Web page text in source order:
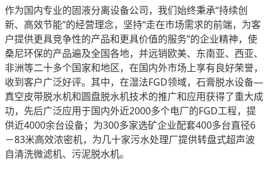
作为国内专业的固液分离设备公司，我们始终秉承“持续创
新、高效节能”的经营理念，坚持“走在市场需求的前端，为客
户提供更具竞争性的产品和更具价值的服务”的企业精神，使
桑尼环保的产品遍及全国各地，并远销欧美、东南亚、西亚、
非洲等二十多个国家和地区，在国内外市场上享有良好荣誉，
收到客户广泛好评。其中，在湿法FGD领域，石膏脱水设备—
真空皮带脱水机和圆盘脱水机技术的推广和应用获得了重大成
功，先后广泛应用于国内外近2000多个电厂的FGD工程，提
供近4000余台设备；为300多家选矿企业配套400多台直径6
－83米高效浓密机，为几十家污水处理厂提供转盘式超声波
自清洗微滤机、污泥脱水机。